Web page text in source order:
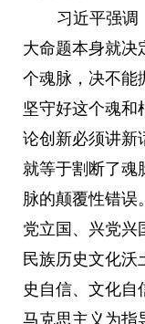
习近平强调
大命题本身就决
个魂脉，决不能
坚守好这个魂和
论创新必须讲新
就等于割断了魂
脉的颠覆性错误
党立国、兴党兴
民族历史文化沃
史自信、文化自
马克思主义为指